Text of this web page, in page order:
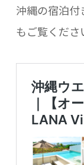
沖縄の宿泊
もご覧くださ